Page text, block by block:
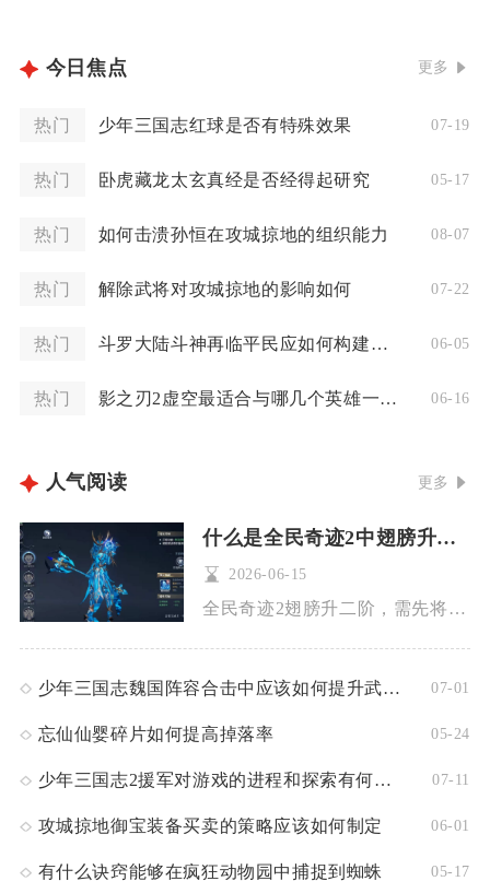
今日焦点 更多
热门 少年三国志红球是否有特殊效果 07-19
热门 卧虎藏龙太玄真经是否经得起研究 05-17
热门 如何击溃孙恒在攻城掠地的组织能力 08-07
热门 解除武将对攻城掠地的影响如何 07-22
热门 斗罗大陆斗神再临平民应如何构建阵容 06-05
热门 影之刃2虚空最适合与哪几个英雄一同上阵 06-16
人气阅读 更多
什么是全民奇迹2中翅膀升二阶的途径
2026-06-15
全民奇迹2翅膀升二阶，需先将一阶翅膀升满10星，再消耗洛克火...
少年三国志魏国阵容合击中应该如何提升武将技能 07-01
忘仙仙婴碎片如何提高掉落率 05-24
少年三国志2援军对游戏的进程和探索有何帮助呢 07-11
攻城掠地御宝装备买卖的策略应该如何制定 06-01
有什么诀窍能够在疯狂动物园中捕捉到蜘蛛 05-17